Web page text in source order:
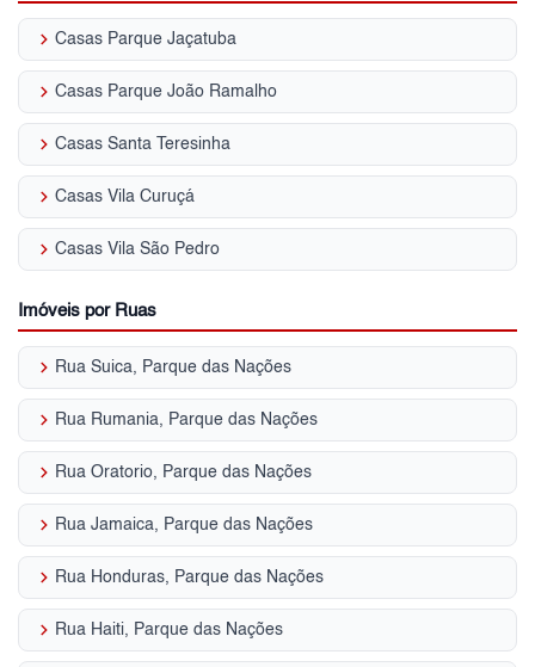
keyboard_arrow_right Casas Parque Jaçatuba
keyboard_arrow_right Casas Parque João Ramalho
keyboard_arrow_right Casas Santa Teresinha
keyboard_arrow_right Casas Vila Curuçá
keyboard_arrow_right Casas Vila São Pedro
Imóveis por Ruas
keyboard_arrow_right Rua Suica, Parque das Nações
keyboard_arrow_right Rua Rumania, Parque das Nações
keyboard_arrow_right Rua Oratorio, Parque das Nações
keyboard_arrow_right Rua Jamaica, Parque das Nações
keyboard_arrow_right Rua Honduras, Parque das Nações
keyboard_arrow_right Rua Haiti, Parque das Nações